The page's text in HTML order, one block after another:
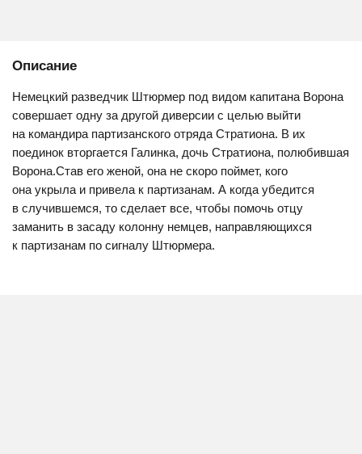
Описание
Немецкий разведчик Штюрмер под видом капитана Ворона
совершает одну за другой диверсии с целью выйти
на командира партизанского отряда Стратиона. В их
поединок вторгается Галинка, дочь Стратиона, полюбившая
Ворона.Став его женой, она не скоро поймет, кого
она укрыла и привела к партизанам. А когда убедится
в случившемся, то сделает все, чтобы помочь отцу
заманить в засаду колонну немцев, направляющихся
к партизанам по сигналу Штюрмера.